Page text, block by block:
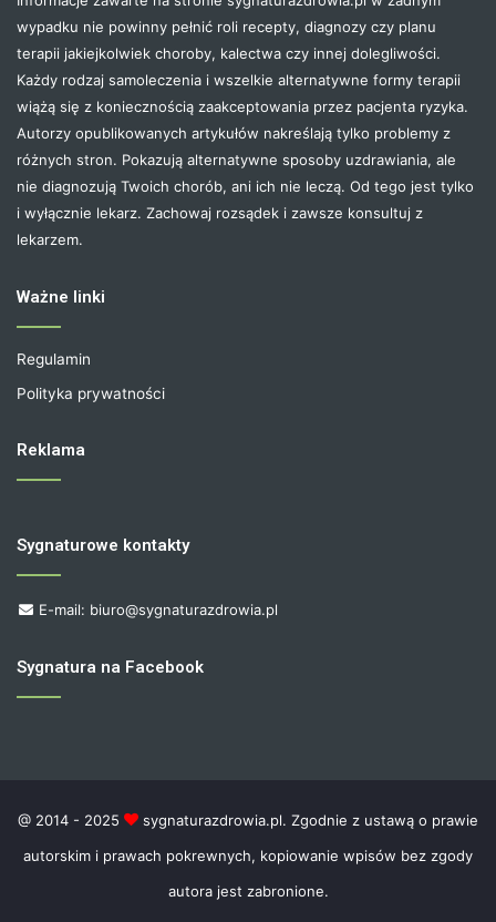
wypadku nie powinny pełnić roli recepty, diagnozy czy planu
terapii jakiejkolwiek choroby, kalectwa czy innej dolegliwości.
Każdy rodzaj samoleczenia i wszelkie alternatywne formy terapii
wiążą się z koniecznością zaakceptowania przez pacjenta ryzyka.
Autorzy opublikowanych artykułów nakreślają tylko problemy z
różnych stron. Pokazują alternatywne sposoby uzdrawiania, ale
nie diagnozują Twoich chorób, ani ich nie leczą. Od tego jest tylko
i wyłącznie lekarz. Zachowaj rozsądek i zawsze konsultuj z
lekarzem.
Ważne linki
Regulamin
Polityka prywatności
Reklama
Sygnaturowe kontakty
E-mail: biuro@sygnaturazdrowia.pl
Sygnatura na Facebook
@ 2014 - 2025
sygnaturazdrowia.pl. Zgodnie z ustawą o prawie
autorskim i prawach pokrewnych, kopiowanie wpisów bez zgody
autora jest zabronione.